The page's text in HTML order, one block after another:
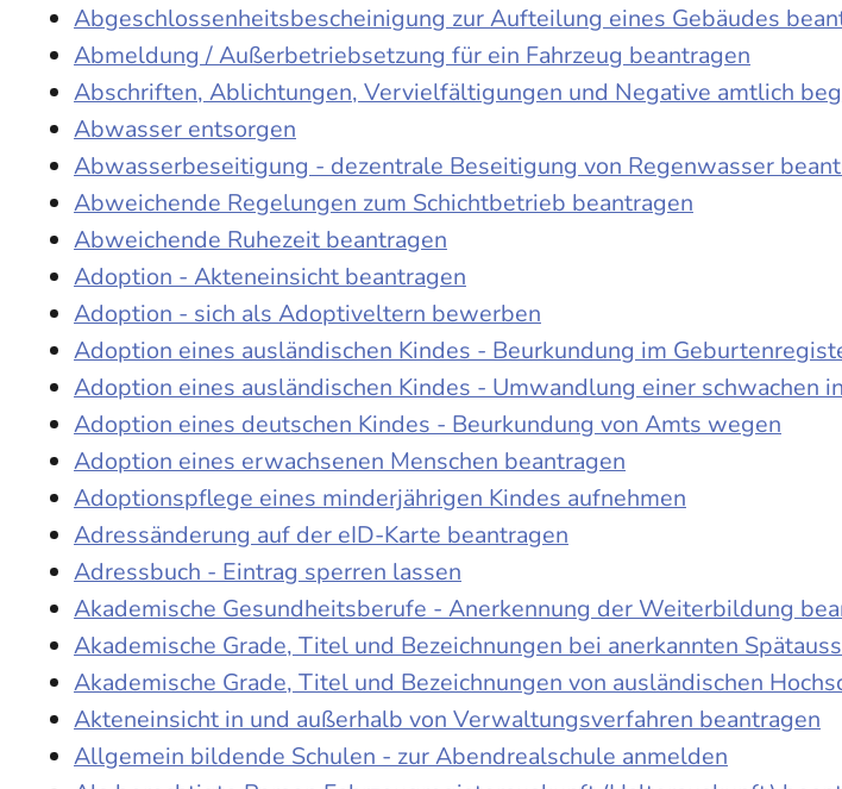
Abgeschlossenheitsbescheinigung zur Aufteilung eines Gebäudes
Abmeldung / Außerbetriebsetzung für ein Fahrzeug beantragen
Abschriften, Ablichtungen, Vervielfältigungen und Negative amtlich
Abwasser entsorgen
Abwasserbeseitigung - dezentrale Beseitigung von Regenwasser
Abweichende Regelungen zum Schichtbetrieb beantragen
Abweichende Ruhezeit beantragen
Adoption - Akteneinsicht beantragen
Adoption - sich als Adoptiveltern bewerben
Adoption eines ausländischen Kindes - Beurkundung im
Adoption eines ausländischen Kindes - Umwandlung einer schwachen
Adoption eines deutschen Kindes - Beurkundung von Amts wegen
Adoption eines erwachsenen Menschen beantragen
Adoptionspflege eines minderjährigen Kindes aufnehmen
Adressänderung auf der eID-Karte beantragen
Adressbuch - Eintrag sperren lassen
Akademische Gesundheitsberufe - Anerkennung der Weiterbildung
Akademische Grade, Titel und Bezeichnungen bei anerkannten
Akademische Grade, Titel und Bezeichnungen von ausländischen
Akteneinsicht in und außerhalb von Verwaltungsverfahren beantragen
Allgemein bildende Schulen - zur Abendrealschule anmelden